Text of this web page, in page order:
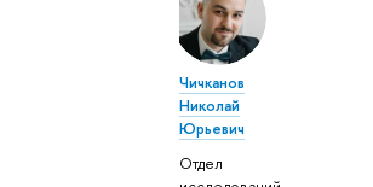
Чичканов
Николай
Юрьевич
Отдел